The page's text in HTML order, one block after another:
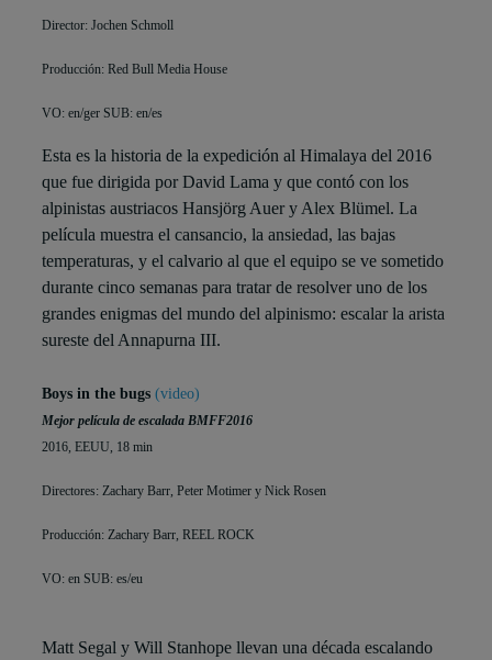
Director: Jochen Schmoll
Producción: Red Bull Media House
VO: en/ger SUB: en/es
Esta es la historia de la expedición al Himalaya del 2016
que fue dirigida por David Lama y que contó con los
alpinistas austriacos Hansjörg Auer y Alex Blümel. La
película muestra el cansancio, la ansiedad, las bajas
temperaturas, y el calvario al que el equipo se ve sometido
durante cinco semanas para tratar de resolver uno de los
grandes enigmas del mundo del alpinismo: escalar la arista
sureste del Annapurna III.
Boys in the bugs (video)
Mejor película de escalada BMFF2016
2016, EEUU, 18 min
Directores: Zachary Barr, Peter Motimer y Nick Rosen
Producción: Zachary Barr, REEL ROCK
VO: en SUB: es/eu
Matt Segal y Will Stanhope llevan una década escalando